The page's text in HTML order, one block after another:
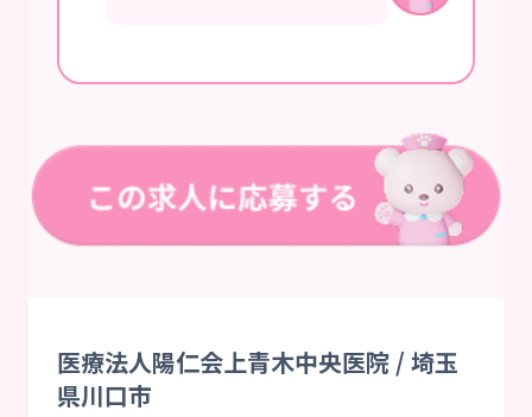
医療法人陽仁会上青木中央医院 / 埼玉
県川口市